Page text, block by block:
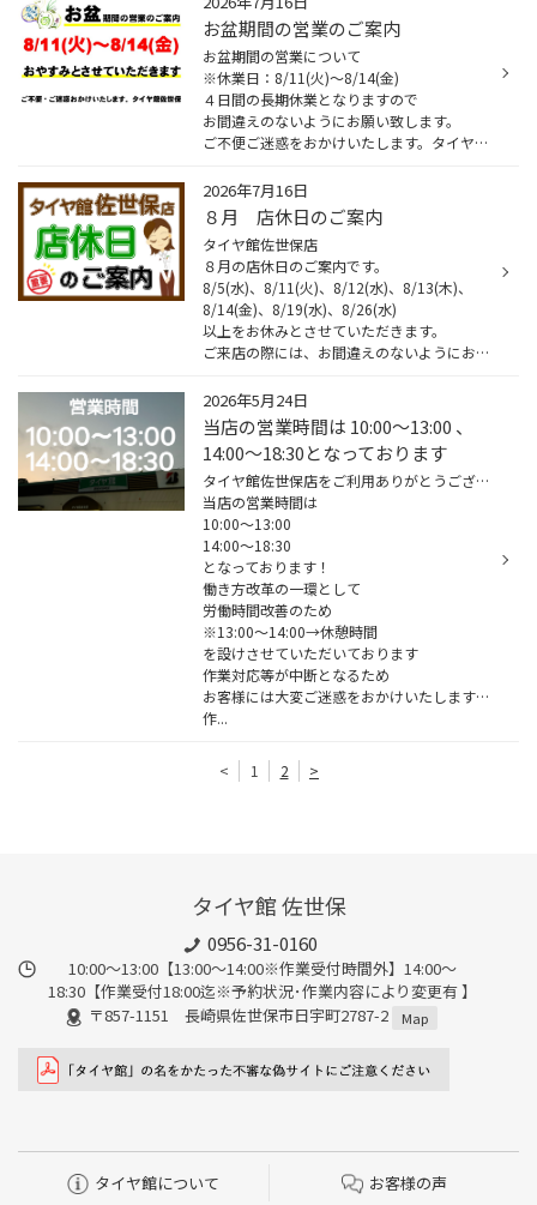
お盆期間の営業のご案内
お盆期間の営業について
※休業日：8/11(火)〜8/14(金)
４日間の長期休業となりますので
お間違えのないようにお願い致します。
ご不便ご迷惑をおかけいたします。タイヤ館佐世保
2026年7月16日
８月 店休日のご案内
タイヤ館佐世保店
８月の店休日のご案内です。
8/5(水)、8/11(火)、8/12(水)、8/13(木)、
8/14(金)、8/19(水)、8/26(水)
以上をお休みとさせていただきます。
ご来店の際には、お間違えのないようにお願い致します。
2026年5月24日
当店の営業時間は 10:00〜13:00 、
14:00〜18:30となっております
タイヤ館佐世保店をご利用ありがとうございます。
当店の営業時間は
10:00〜13:00
14:00〜18:30
となっております！
働き方改革の一環として
労働時間改善のため
※13:00〜14:00→休憩時間
を設けさせていただいております
作業対応等が中断となるため
お客様には大変ご迷惑をおかけいたしますが、
作...
< 1 2 >
タイヤ館 佐世保
0956-31-0160
10:00～13:00【13:00〜14:00※作業受付時間外】14:00〜
18:30【作業受付18:00迄※予約状況･作業内容により変更有 】
〒857-1151 長崎県佐世保市日宇町2787-2
Map
タイヤ館について お客様の声